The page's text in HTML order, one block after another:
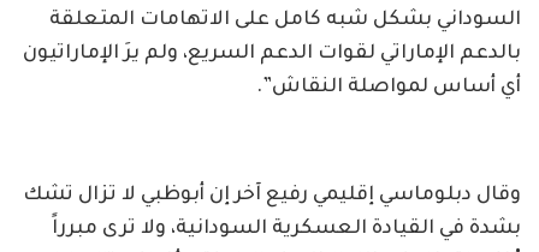
السوداني بشكل شبه كامل على الاتهامات المتعلقة
بالدعم الإماراتي لقوات الدعم السريع، ولم يرَ الإماراتيون
أي أساس لمواصلة النقاش”.
وقال دبلوماسي إقليمي رفيع آخر إن أبوظبي لا تزال تشك
بشدة في القيادة العسكرية السودانية، ولا ترى مبرراً